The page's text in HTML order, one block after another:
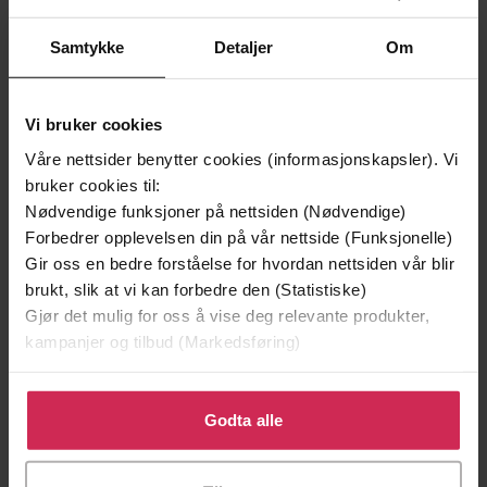
Samtykke Detaljer Om
Vi bruker cookies
Våre nettsider benytter cookies (informasjonskapsler). Vi
bruker cookies til:
Nødvendige funksjoner på nettsiden (Nødvendige)
Forbedrer opplevelsen din på vår nettside (Funksjonelle)
Gir oss en bedre forståelse for hvordan nettsiden vår blir
brukt, slik at vi kan forbedre den (Statistiske)
Gjør det mulig for oss å vise deg relevante produkter,
kampanjer og tilbud (Markedsføring)
Klikk på «Godta alle» for å gi oss ditt samtykke til å
bruke cookies for alle disse formålene. Du kan også
tilpasse ditt samtykke til spesifikke formål ved å klikke
Godta alle
199,-
Minnesota
Jo Nesbø
EBOK
349,-
Utskudd
Jørn Lier Horst
Undertittel Get swept away this summer by this